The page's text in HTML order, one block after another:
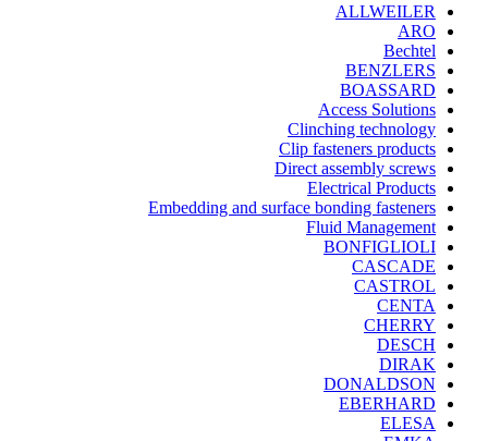
ALLWEILER
ARO
Bechtel
BENZLERS
BOASSARD
Access Solutions
Clinching technology
Clip fasteners products
Direct assembly screws
Electrical Products
Embedding and surface bonding fasteners
Fluid Management
BONFIGLIOLI
CASCADE
CASTROL
CENTA
CHERRY
DESCH
DIRAK
DONALDSON
EBERHARD
ELESA